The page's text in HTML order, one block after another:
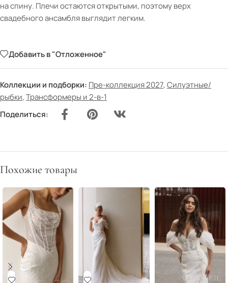
на спину. Плечи остаются открытыми, поэтому верх
свадебного ансамбля выглядит легким.
Добавить в "Отложенное"
Коллекции и подборки: Пре-коллекция 2027,Силуэтные/
рыбки,Трансформеры и 2-в-1
Поделиться:
Похожие товары